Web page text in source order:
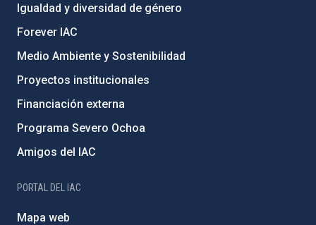
Igualdad y diversidad de género
Forever IAC
Medio Ambiente y Sostenibilidad
Proyectos institucionales
Financiación externa
Programa Severo Ochoa
Amigos del IAC
PORTAL DEL IAC
Mapa web